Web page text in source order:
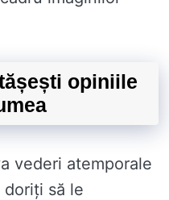
opiniile
vederi atemporale
să le